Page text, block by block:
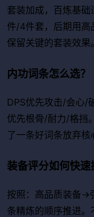
套装加成，百炼基
件/4件套，后期用高
保留关键的套装效果。
内功词条怎么选？
DPS优先攻击/会心/
优先根骨/耐力/格挡
了一条好词条放弃核
装备评分如何快速
按照：高品质装备
条精炼的顺序推进。